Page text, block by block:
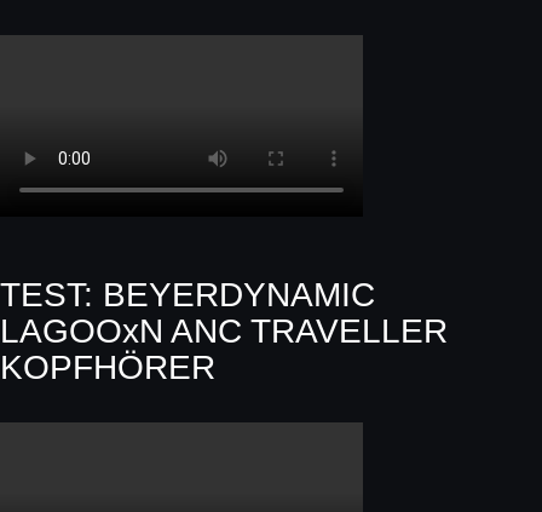
TEST: BEYERDYNAMIC
LAGOOxN ANC TRAVELLER
KOPFHÖRER